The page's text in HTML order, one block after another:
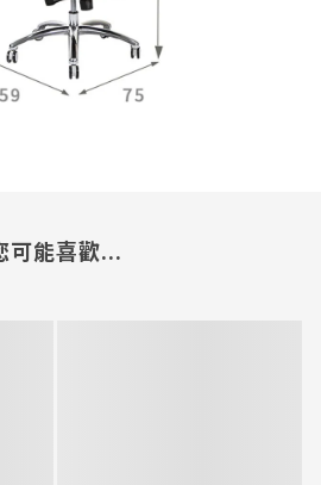
可能喜歡...